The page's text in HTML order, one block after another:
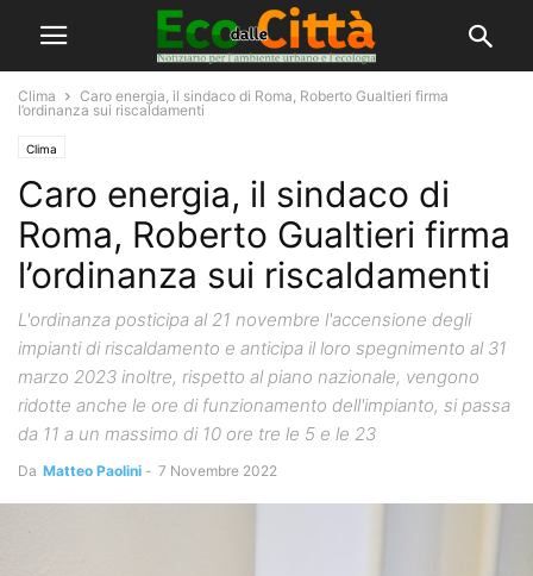
Clima
Caro energia, il sindaco di Roma, Roberto Gualtieri firma
l’ordinanza sui riscaldamenti
Clima
Caro energia, il sindaco di
Roma, Roberto Gualtieri firma
l’ordinanza sui riscaldamenti
L'ordinanza posticipa al 21 novembre l'accensione degli
impianti di riscaldamento e anticipa il loro spegnimento al 31
marzo 2023 inoltre, rispetto al piano nazionale, vengono
ridotte anche le ore di funzionamento dell'impianto, si passa
da 11 a un massimo di 10 ore tre le 5 e le 23
Da Matteo Paolini - 7 Novembre 2022